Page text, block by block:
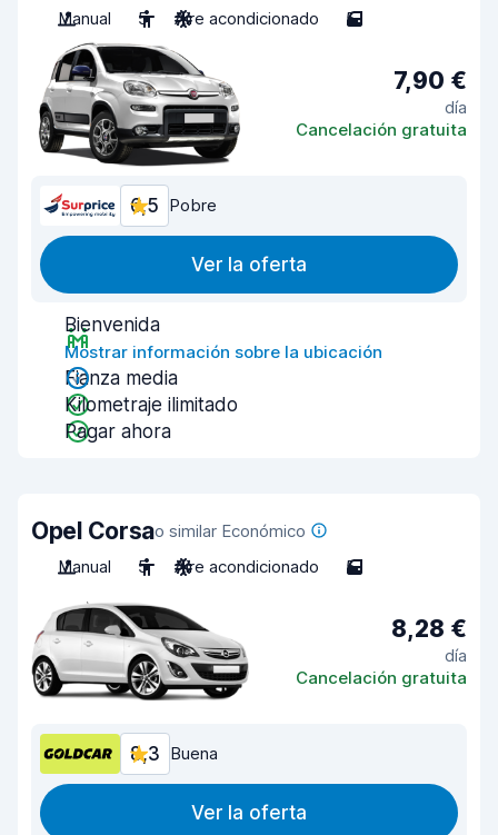
Manual 5 Aire acondicionado 5
7,90 €
día
Cancelación gratuita
6,5 Pobre
Ver la oferta
Bienvenida
Mostrar información sobre la ubicación
Fianza media
Kilometraje ilimitado
Pagar ahora
Opel Corsao similar Económico
Manual
5 Aire acondicionado 5
8,28 €
día
Cancelación gratuita
8,3 Buena
Ver la oferta